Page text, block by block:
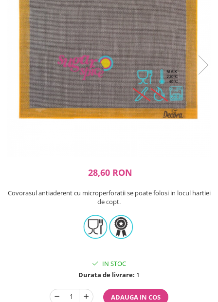
Ustensile ciocolata
AMBALARE & PREZENTARE
Cupcakes
Briose
Cakepops - Acadele
Torturi
Prajituri
Praline - Bomboane
Eclair - Macarons
Pungi celofan
Decoratiuni din ciocolata
Puzzele mecanic
28,60 RON
Covorasul antiaderent cu microperforatii se poate folosi in locul hartiei
de copt.
IN STOC
Durata de livrare: 1
ADAUGA IN COS